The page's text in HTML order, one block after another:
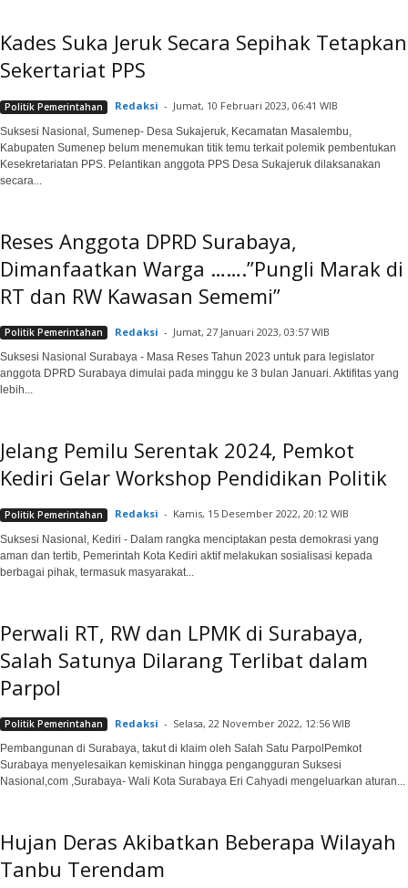
Kades Suka Jeruk Secara Sepihak Tetapkan
Sekertariat PPS
Politik Pemerintahan Redaksi - Jumat, 10 Februari 2023, 06:41 WIB
Suksesi Nasional, Sumenep- Desa Sukajeruk, Kecamatan Masalembu,
Kabupaten Sumenep belum menemukan titik temu terkait polemik pembentukan
Kesekretariatan PPS. Pelantikan anggota PPS Desa Sukajeruk dilaksanakan
secara...
Reses Anggota DPRD Surabaya,
Dimanfaatkan Warga …….”Pungli Marak di
RT dan RW Kawasan Sememi”
Politik Pemerintahan Redaksi - Jumat, 27 Januari 2023, 03:57 WIB
Suksesi Nasional Surabaya - Masa Reses Tahun 2023 untuk para legislator
anggota DPRD Surabaya dimulai pada minggu ke 3 bulan Januari. Aktifitas yang
lebih...
Jelang Pemilu Serentak 2024, Pemkot
Kediri Gelar Workshop Pendidikan Politik
Politik Pemerintahan Redaksi - Kamis, 15 Desember 2022, 20:12 WIB
Suksesi Nasional, Kediri - Dalam rangka menciptakan pesta demokrasi yang
aman dan tertib, Pemerintah Kota Kediri aktif melakukan sosialisasi kepada
berbagai pihak, termasuk masyarakat...
Perwali RT, RW dan LPMK di Surabaya,
Salah Satunya Dilarang Terlibat dalam
Parpol
Politik Pemerintahan Redaksi - Selasa, 22 November 2022, 12:56 WIB
Pembangunan di Surabaya, takut di klaim oleh Salah Satu ParpolPemkot
Surabaya menyelesaikan kemiskinan hingga pengangguran Suksesi
Nasional,com ,Surabaya- Wali Kota Surabaya Eri Cahyadi mengeluarkan aturan...
Hujan Deras Akibatkan Beberapa Wilayah
Tanbu Terendam